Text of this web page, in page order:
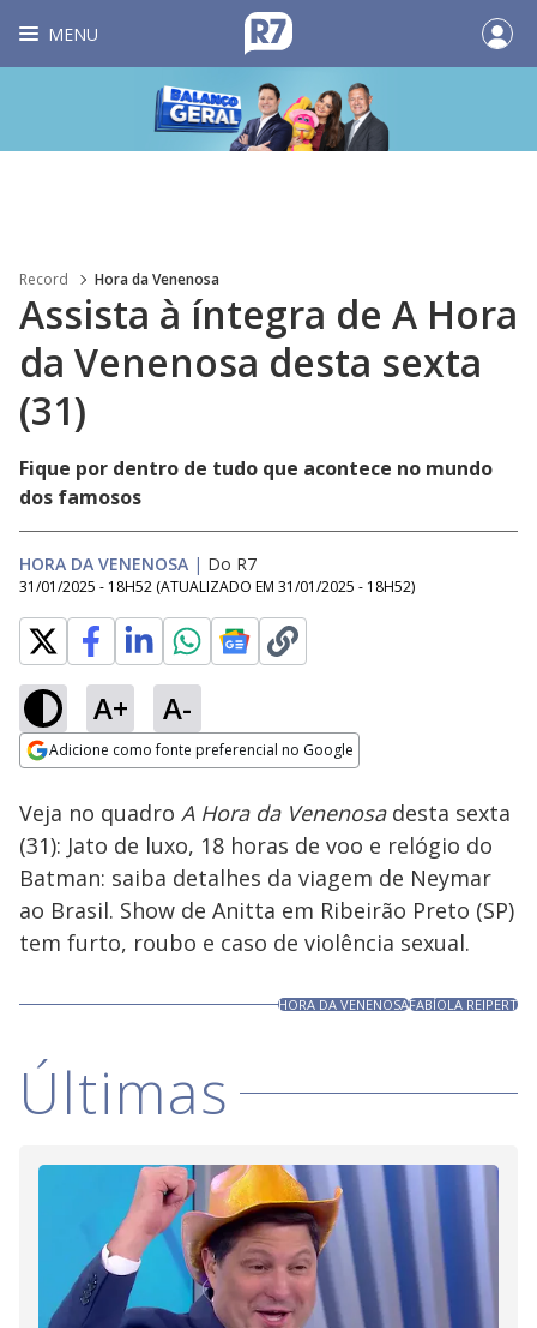
MENU
Record Hora da Venenosa
Assista à íntegra de A Hora
da Venenosa desta sexta
(31)
Fique por dentro de tudo que acontece no mundo
dos famosos
HORA DA VENENOSA | Do R7
31/01/2025 - 18H52 (ATUALIZADO EM 31/01/2025 - 18H52)
A+ A-
Adicione como fonte preferencial no Google
Ativar
Loaded:
3.80%
Veja no quadro A Hora da Venenosadesta sexta
(31): Jato de luxo, 18 horas de voo e relógio do
Batman: saiba detalhes da viagem de Neymar
ao Brasil. Show de Anitta em Ribeirão Preto (SP)
tem furto, roubo e caso de violência sexual.
HORA DA VENENOSAFABÍOLA REIPERT
Últimas